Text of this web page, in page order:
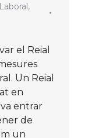
Laboral,
el Reial
Un Reial
en
entrar
de
un